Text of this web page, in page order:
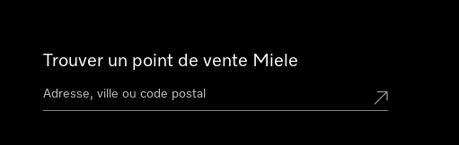
Trouver un point de vente Miele